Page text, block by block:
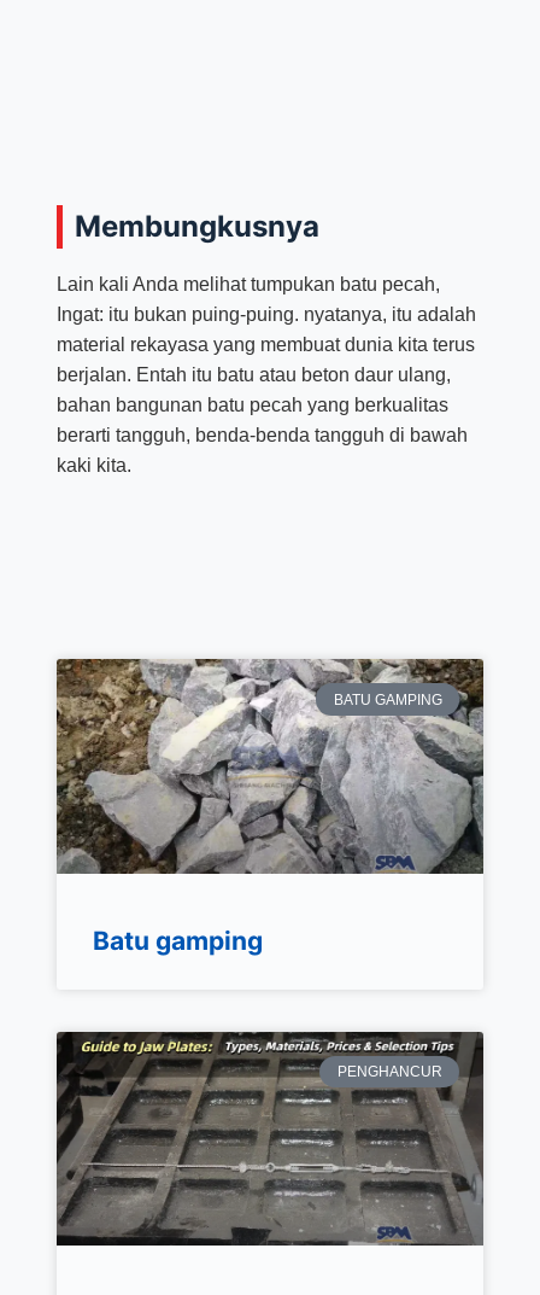
Membungkusnya
Lain kali Anda melihat tumpukan batu pecah,
Ingat: itu bukan puing-puing. nyatanya, itu adalah
material rekayasa yang membuat dunia kita terus
berjalan. Entah itu batu atau beton daur ulang,
bahan bangunan batu pecah yang berkualitas
berarti tangguh, benda-benda tangguh di bawah
kaki kita.
BATU GAMPING
Batu gamping
PENGHANCUR